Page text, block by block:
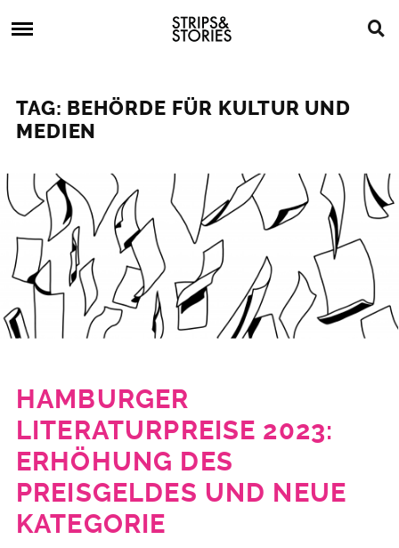
to
Strips
&
Stories
Comics,
Bücher
TAG: BEHÖRDE FÜR KULTUR UND
MEDIEN
HAMBURGER
LITERATURPREISE 2023:
ERHÖHUNG DES
PREISGELDES UND NEUE
KATEGORIE